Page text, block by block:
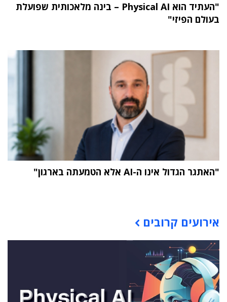
"העתיד הוא Physical AI – בינה מלאכותית שפועלת
בעולם הפיזי"
"האתגר הגדול אינו ה-AI אלא הטמעתה בארגון"
אירועים קרובים